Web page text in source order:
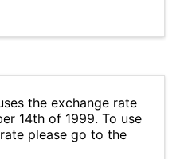
the exchange rate
14th of 1999. To use
please go to the